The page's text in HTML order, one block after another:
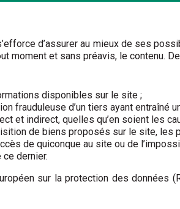
d’assurer au mieux de ses
moment et sans préavis, le contenu.
disponibles sur le site ;
frauduleuse d’un tiers ayant
et indirect, quelles qu’en soient les
de biens proposés sur le site,
de quiconque au site ou de
dernier.
sur la protection des données